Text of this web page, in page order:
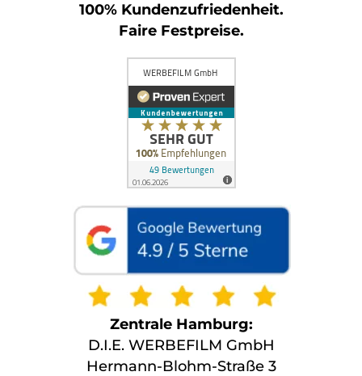
100% Kundenzufriedenheit.
Faire Festpreise.
Zentrale Hamburg:
D.I.E. WERBEFILM GmbH
Hermann-Blohm-Straße 3